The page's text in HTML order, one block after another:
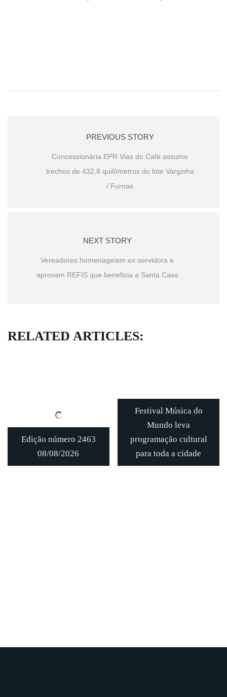
PREVIOUS STORY
Concessionária EPR Vias do Café assume
trechos de 432,8 quilômetros do lote Varginha
/ Furnas
NEXT STORY
Vereadores homenageiam ex-servidora e
aprovam REFIS que beneficia a Santa Casa
RELATED ARTICLES:
Edição número 2463
08/08/2026
Festival Música do
Mundo leva
programação cultural
para toda a cidade